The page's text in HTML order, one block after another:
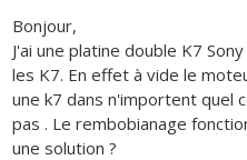
Bonjour,
J'ai une platine double K7
les K7. En effet à vide le
une k7 dans n'importent quel
pas . Le rembobianage
une solution ?